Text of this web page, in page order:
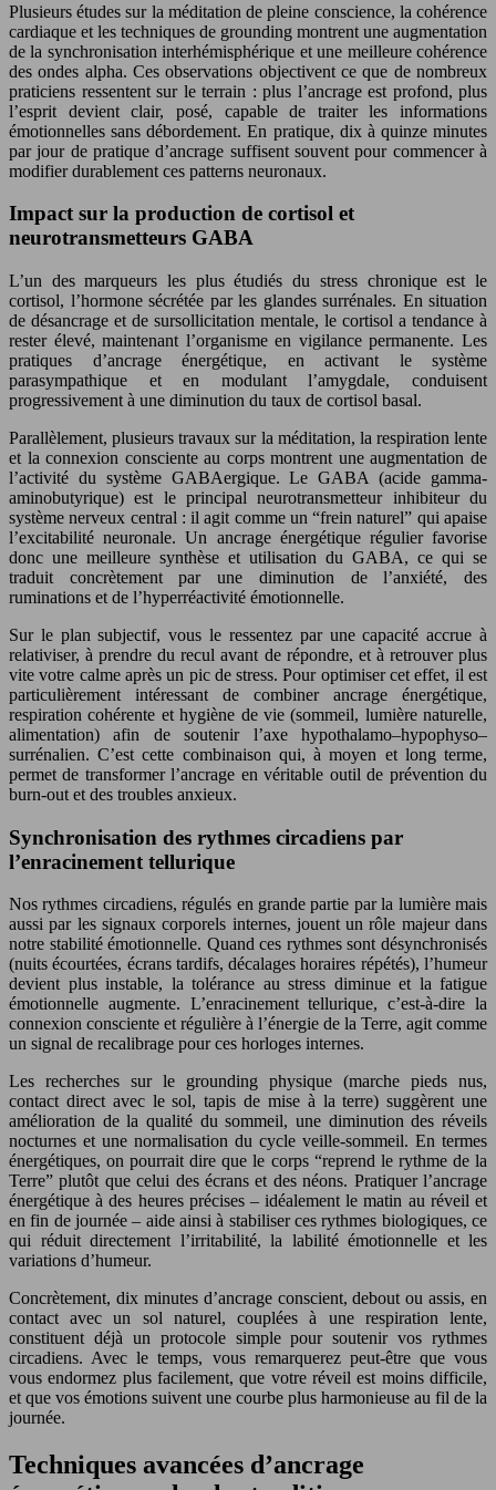
Plusieurs études sur la méditation de pleine conscience, la cohérence
cardiaque et les techniques de grounding montrent une augmentation
de la synchronisation interhémisphérique et une meilleure cohérence
des ondes alpha. Ces observations objectivent ce que de nombreux
praticiens ressentent sur le terrain : plus l’ancrage est profond, plus
l’esprit devient clair, posé, capable de traiter les informations
émotionnelles sans débordement. En pratique, dix à quinze minutes
par jour de pratique d’ancrage suffisent souvent pour commencer à
modifier durablement ces patterns neuronaux.
Impact sur la production de cortisol et
neurotransmetteurs GABA
L’un des marqueurs les plus étudiés du stress chronique est le
cortisol, l’hormone sécrétée par les glandes surrénales. En situation
de désancrage et de sursollicitation mentale, le cortisol a tendance à
rester élevé, maintenant l’organisme en vigilance permanente. Les
pratiques d’ancrage énergétique, en activant le système
parasympathique et en modulant l’amygdale, conduisent
progressivement à une diminution du taux de cortisol basal.
Parallèlement, plusieurs travaux sur la méditation, la respiration lente
et la connexion consciente au corps montrent une augmentation de
l’activité du système GABAergique. Le GABA (acide gamma-
aminobutyrique) est le principal neurotransmetteur inhibiteur du
système nerveux central : il agit comme un “frein naturel” qui apaise
l’excitabilité neuronale. Un ancrage énergétique régulier favorise
donc une meilleure synthèse et utilisation du GABA, ce qui se
traduit concrètement par une diminution de l’anxiété, des
ruminations et de l’hyperréactivité émotionnelle.
Sur le plan subjectif, vous le ressentez par une capacité accrue à
relativiser, à prendre du recul avant de répondre, et à retrouver plus
vite votre calme après un pic de stress. Pour optimiser cet effet, il est
particulièrement intéressant de combiner ancrage énergétique,
respiration cohérente et hygiène de vie (sommeil, lumière naturelle,
alimentation) afin de soutenir l’axe hypothalamo–hypophyso–
surrénalien. C’est cette combinaison qui, à moyen et long terme,
permet de transformer l’ancrage en véritable outil de prévention du
burn-out et des troubles anxieux.
Synchronisation des rythmes circadiens par
l’enracinement tellurique
Nos rythmes circadiens, régulés en grande partie par la lumière mais
aussi par les signaux corporels internes, jouent un rôle majeur dans
notre stabilité émotionnelle. Quand ces rythmes sont désynchronisés
(nuits écourtées, écrans tardifs, décalages horaires répétés), l’humeur
devient plus instable, la tolérance au stress diminue et la fatigue
émotionnelle augmente. L’enracinement tellurique, c’est-à-dire la
connexion consciente et régulière à l’énergie de la Terre, agit comme
un signal de recalibrage pour ces horloges internes.
Les recherches sur le grounding physique (marche pieds nus,
contact direct avec le sol, tapis de mise à la terre) suggèrent une
amélioration de la qualité du sommeil, une diminution des réveils
nocturnes et une normalisation du cycle veille-sommeil. En termes
énergétiques, on pourrait dire que le corps “reprend le rythme de la
Terre” plutôt que celui des écrans et des néons. Pratiquer l’ancrage
énergétique à des heures précises – idéalement le matin au réveil et
en fin de journée – aide ainsi à stabiliser ces rythmes biologiques, ce
qui réduit directement l’irritabilité, la labilité émotionnelle et les
variations d’humeur.
Concrètement, dix minutes d’ancrage conscient, debout ou assis, en
contact avec un sol naturel, couplées à une respiration lente,
constituent déjà un protocole simple pour soutenir vos rythmes
circadiens. Avec le temps, vous remarquerez peut-être que vous
vous endormez plus facilement, que votre réveil est moins difficile,
et que vos émotions suivent une courbe plus harmonieuse au fil de la
journée.
Techniques avancées d’ancrage